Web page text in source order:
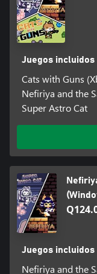
Juegos incluidos
Cats with Guns
Nefiriya and the
Super Astro Cat
Juegos incluidos
Nefiriya and the